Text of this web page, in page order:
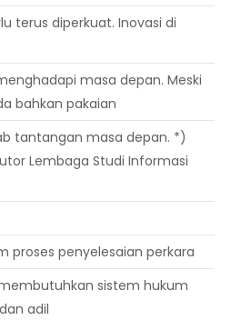
terus diperkuat. Inovasi di
masa depan. Meski
bahkan pakaian
tantangan masa depan. *)
Lembaga Studi Informasi
proses penyelesaian perkara
sistem hukum
adil